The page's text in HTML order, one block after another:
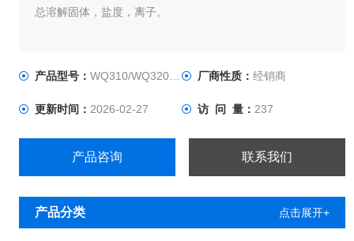
总溶解固体，盐度，离子。
产品型号： WQ310/WQ320/WQ330 厂商性质：经销商
更新时间： 2026-02-27 访 问 量：237
产品咨询 联系我们
产品分类 点击展开+